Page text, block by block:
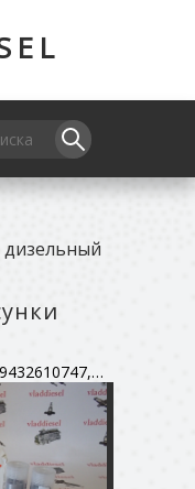
дизельный
105015-7550,DLLA155SN755,9432610747,ME723434